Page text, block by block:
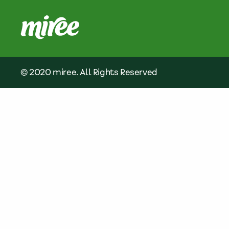
© 2020 miree. All Rights Reserved